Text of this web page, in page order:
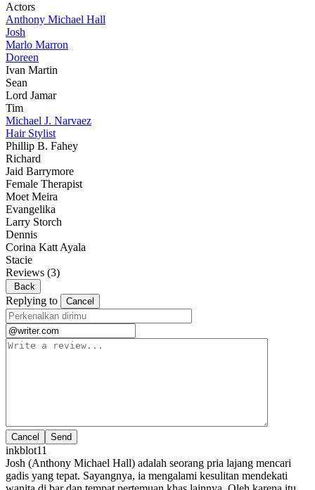
Actors
Anthony Michael Hall
Josh
Marlo Marron
Doreen
Ivan Martin
Sean
Lord Jamar
Tim
Michael J. Narvaez
Hair Stylist
Phillip B. Fahey
Richard
Jaid Barrymore
Female Therapist
Moet Meira
Evangelika
Larry Storch
Dennis
Corina Katt Ayala
Stacie
Reviews (3)
Back
Replying to Cancel
Cancel
inkblot11
Josh (Anthony Michael Hall) adalah seorang pria lajang mencari
gadis yang tepat. Sayangnya, ia mengalami kesulitan mendekati